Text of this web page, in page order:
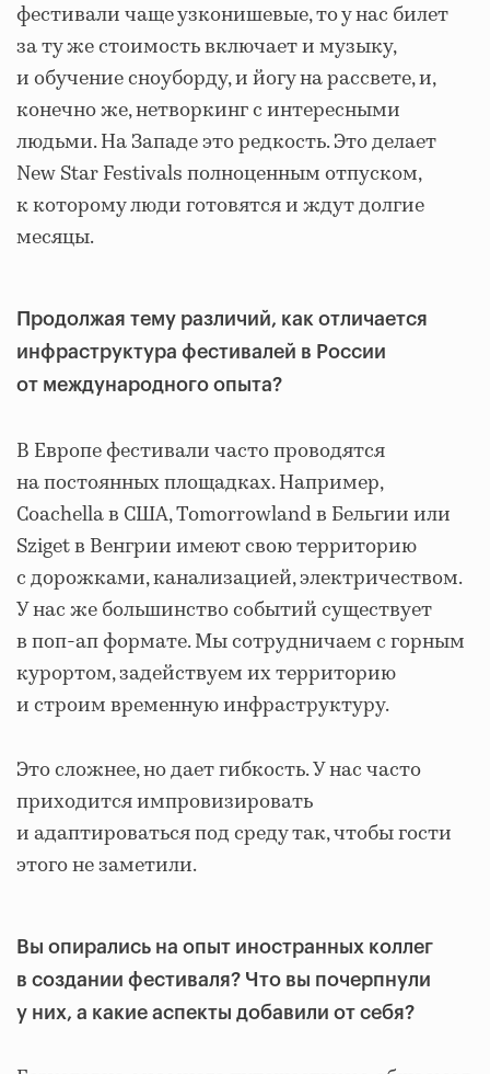
фестивали чаще узконишевые, то у нас билет
за ту же стоимость включает и музыку,
и обучение сноуборду, и йогу на рассвете, и,
конечно же, нетворкинг с интересными
людьми. На Западе это редкость. Это делает
New Star Festivals полноценным отпуском,
к которому люди готовятся и ждут долгие
месяцы.
Продолжая тему различий, как отличается
инфраструктура фестивалей в России
от международного опыта?
В Европе фестивали часто проводятся
на постоянных площадках. Например,
Coachella в США, Tomorrowland в Бельгии или
Sziget в Венгрии имеют свою территорию
с дорожками, канализацией, электричеством.
У нас же большинство событий существует
в поп-ап формате. Мы сотрудничаем с горным
курортом, задействуем их территорию
и строим временную инфраструктуру.
Это сложнее, но дает гибкость. У нас часто
приходится импровизировать
и адаптироваться под среду так, чтобы гости
этого не заметили.
Вы опирались на опыт иностранных коллег
в создании фестиваля? Что вы почерпнули
у них, а какие аспекты добавили от себя?